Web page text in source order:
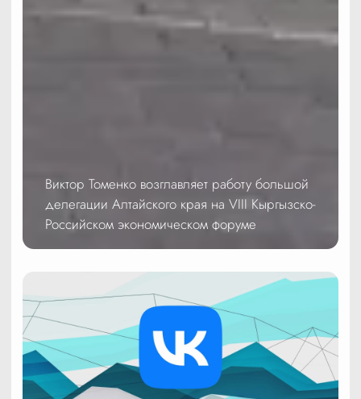
Виктор Томенко возглавляет работу большой
делегации Алтайского края на VIII Кыргызско-
Российском экономическом форуме